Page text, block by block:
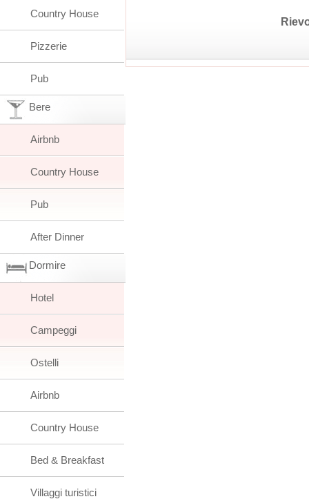
Country House
Pizzerie
Pub
Bere
Airbnb
Country House
Pub
After Dinner
Dormire
Hotel
Campeggi
Ostelli
Airbnb
Country House
Bed & Breakfast
Villaggi turistici